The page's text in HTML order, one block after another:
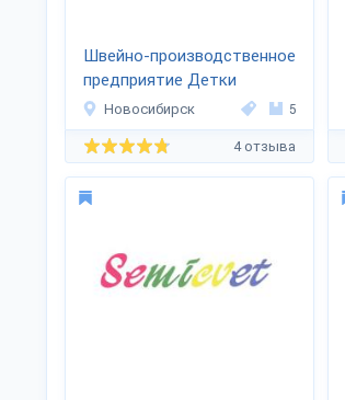
Швейно-производственное
предприятие Детки
Новосибирск 5
4 отзыва